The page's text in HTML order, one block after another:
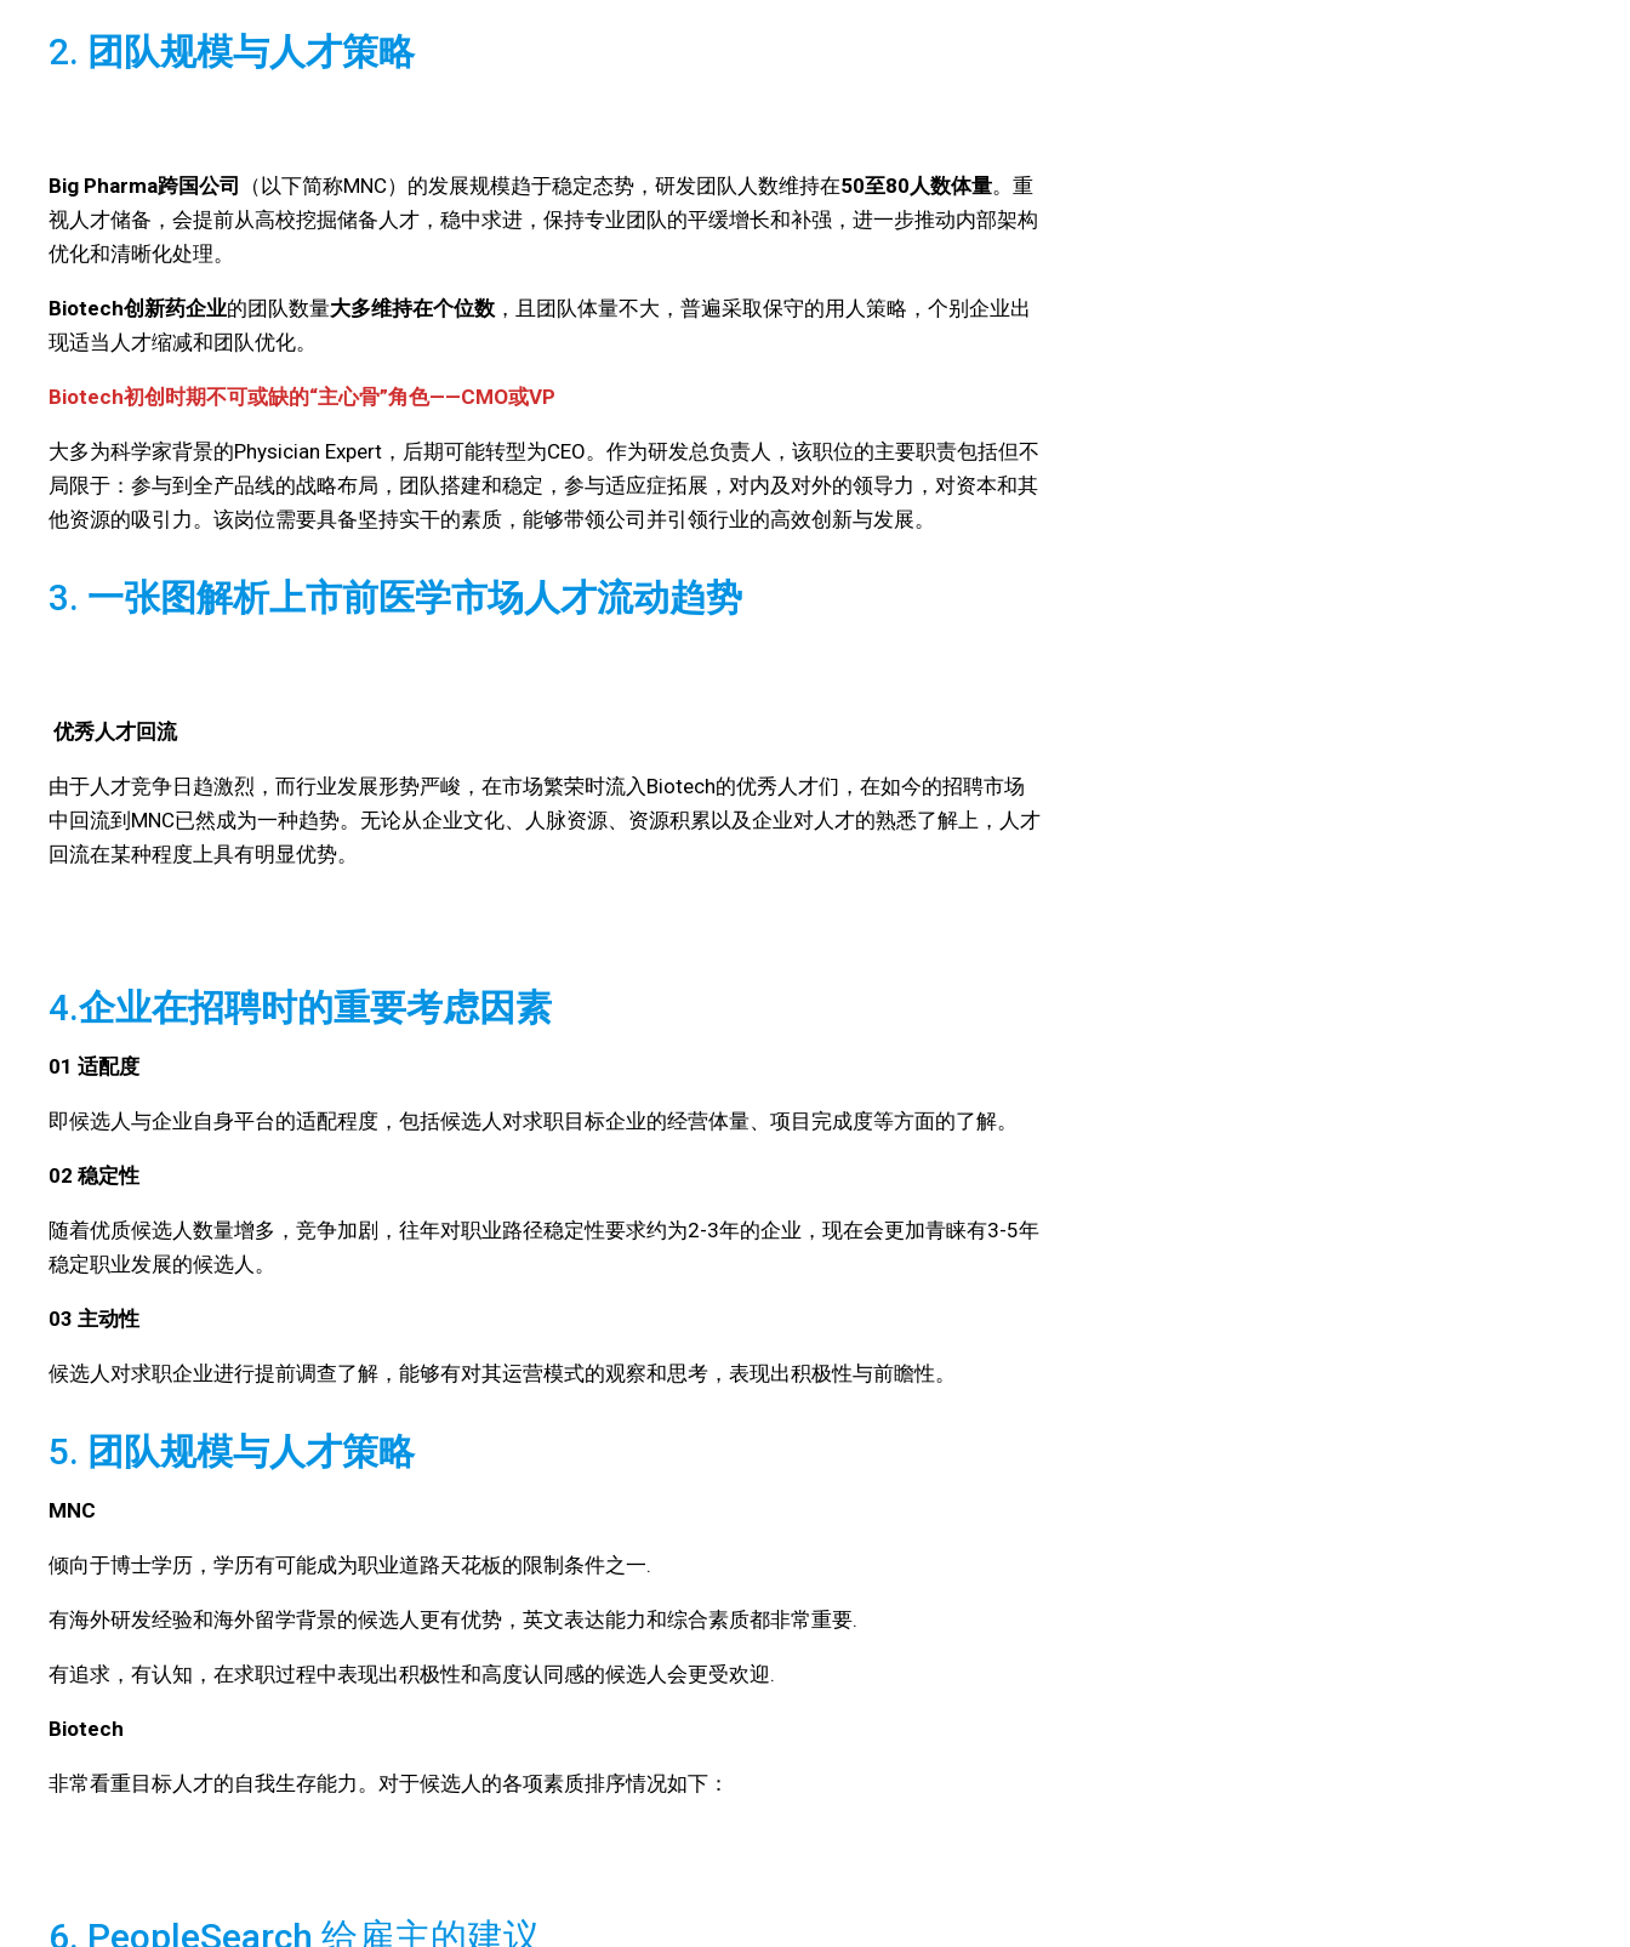
2. 团队规模与人才策略
Big Pharma跨国公司 （以下简称MNC）的发展规模趋于稳定态势，研发团队人数维持在50至80人数体量。重
视人才储备，会提前从高校挖掘储备人才，稳中求进，保持专业团队的平缓增长和补强，进一步推动内部架构
优化和清晰化处理。
Biotech创新药企业的团队数量大多维持在个位数 ，且团队体量不大，普遍采取保守的用人策略，个别企业出
现适当人才缩减和团队优化。
Biotech初创时期不可或缺的“主心骨”角色——CMO或VP
大多为科学家背景的Physician Expert，后期可能转型为CEO。作为研发总负责人，该职位的主要职责包括但不
局限于：参与到全产品线的战略布局，团队搭建和稳定，参与适应症拓展，对内及对外的领导力，对资本和其
他资源的吸引力。该岗位需要具备坚持实干的素质，能够带领公司并引领行业的高效创新与发展。
3. 一张图解析上市前医学市场人才流动趋势
优秀人才回流
由于人才竞争日趋激烈，而行业发展形势严峻，在市场繁荣时流入Biotech的优秀人才们，在如今的招聘市场
中回流到MNC已然成为一种趋势。无论从企业文化、人脉资源、资源积累以及企业对人才的熟悉了解上，人才
回流在某种程度上具有明显优势。
4.企业在招聘时的重要考虑因素
01 适配度
即候选人与企业自身平台的适配程度，包括候选人对求职目标企业的经营体量、项目完成度等方面的了解。
02 稳定性
随着优质候选人数量增多，竞争加剧，往年对职业路径稳定性要求约为2-3年的企业，现在会更加青睐有3-5年
稳定职业发展的候选人。
03 主动性
候选人对求职企业进行提前调查了解，能够有对其运营模式的观察和思考，表现出积极性与前瞻性。
5. 团队规模与人才策略
MNC
倾向于博士学历，学历有可能成为职业道路天花板的限制条件之一.
有海外研发经验和海外留学背景的候选人更有优势，英文表达能力和综合素质都非常重要.
有追求，有认知，在求职过程中表现出积极性和高度认同感的候选人会更受欢迎.
Biotech
非常看重目标人才的自我生存能力。对于候选人的各项素质排序情况如下：
6. PeopleSearch 给雇主的建议